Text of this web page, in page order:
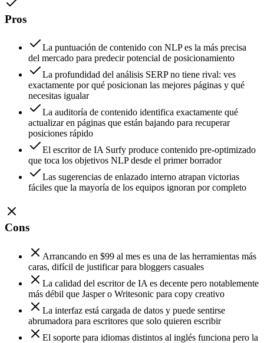
Pros
La puntuación de contenido con NLP es la más precisa
del mercado para predecir potencial de posicionamiento
La profundidad del análisis SERP no tiene rival: ves
exactamente por qué posicionan las mejores páginas y qué
necesitas igualar
La auditoría de contenido identifica exactamente qué
actualizar en páginas que están bajando para recuperar
posiciones rápido
El escritor de IA Surfy produce contenido pre-optimizado
que toca los objetivos NLP desde el primer borrador
Las sugerencias de enlazado interno atrapan victorias
fáciles que la mayoría de los equipos ignoran por completo
Cons
Arrancando en $99 al mes es una de las herramientas más
caras, difícil de justificar para bloggers casuales
La calidad del escritor de IA es decente pero notablemente
más débil que Jasper o Writesonic para copy creativo
La interfaz está cargada de datos y puede sentirse
abrumadora para escritores que solo quieren escribir
El soporte para idiomas distintos al inglés funciona pero la